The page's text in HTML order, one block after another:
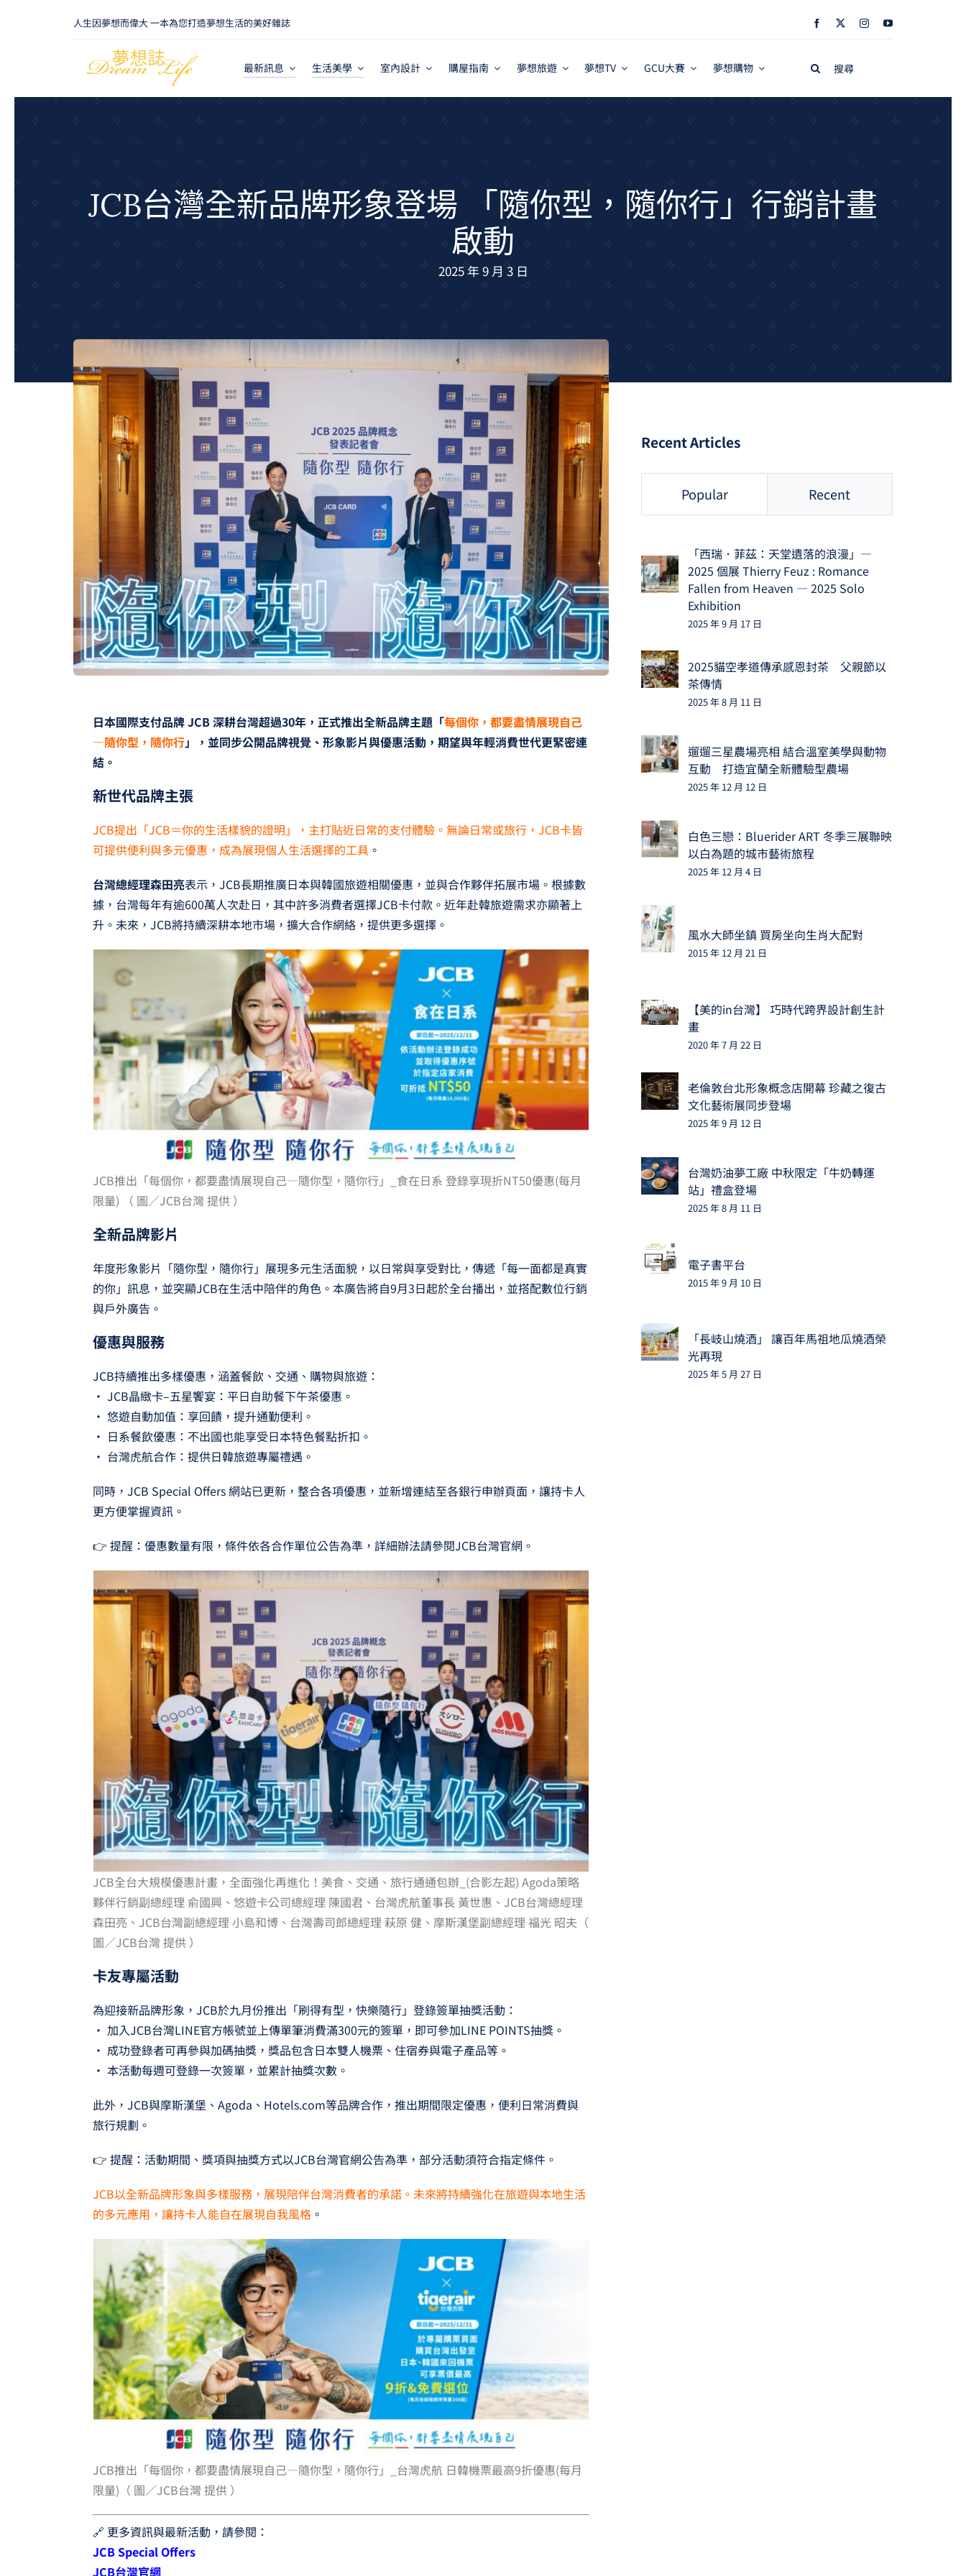
人生因夢想而偉大 一本為您打造夢想生活的美好雜誌
最新訊息 生活美學 室內設計 購屋指南 夢想旅遊 夢想TV GCU大賽 夢想購物
Search
JCB台灣全新品牌形象登場 「隨你型，隨你行」行銷計畫
啟動
2025 年 9 月 3 日
日本國際支付品牌 JCB 深耕台灣超過30年，正式推出全新品牌主題「每個你，都要盡情展現自己
—隨你型，隨你行」，並同步公開品牌視覺、形象影片與優惠活動，期望與年輕消費世代更緊密連
結。
新世代品牌主張
JCB提出「JCB＝你的生活樣貌的證明」，主打貼近日常的支付體驗。無論日常或旅行，JCB卡皆
可提供便利與多元優惠，成為展現個人生活選擇的工具。
台灣總經理森田亮表示，JCB長期推廣日本與韓國旅遊相關優惠，並與合作夥伴拓展市場。根據數
據，台灣每年有逾600萬人次赴日，其中許多消費者選擇JCB卡付款。近年赴韓旅遊需求亦顯著上
升。未來，JCB將持續深耕本地市場，擴大合作網絡，提供更多選擇。
JCB推出「每個你，都要盡情展現自己—隨你型，隨你行」_食在日系 登錄享現折NT50優惠(每月
限量) （ 圖／JCB台灣 提供 ）
全新品牌影片
年度形象影片「隨你型，隨你行」展現多元生活面貌，以日常與享受對比，傳遞「每一面都是真實
的你」訊息，並突顯JCB在生活中陪伴的角色。本廣告將自9月3日起於全台播出，並搭配數位行銷
與戶外廣告。
優惠與服務
JCB持續推出多樣優惠，涵蓋餐飲、交通、購物與旅遊：
• JCB晶緻卡–五星饗宴：平日自助餐下午茶優惠。
• 悠遊自動加值：享回饋，提升通勤便利。
• 日系餐飲優惠：不出國也能享受日本特色餐點折扣。
• 台灣虎航合作：提供日韓旅遊專屬禮遇。
同時，JCB Special Offers 網站已更新，整合各項優惠，並新增連結至各銀行申辦頁面，讓持卡人
更方便掌握資訊。
👉 提醒：優惠數量有限，條件依各合作單位公告為準，詳細辦法請參閱JCB台灣官網。
JCB全台大規模優惠計畫，全面強化再進化！美食、交通、旅行通通包辦_(合影左起) Agoda策略
夥伴行銷副總經理 俞國興、悠遊卡公司總經理 陳國君、台灣虎航董事長 黃世惠、JCB台灣總經理
森田亮、JCB台灣副總經理 小島和博、台灣壽司郎總經理 萩原 健、摩斯漢堡副總經理 福光 昭夫（
圖／JCB台灣 提供 ）
卡友專屬活動
為迎接新品牌形象，JCB於九月份推出「刷得有型，快樂隨行」登錄簽單抽獎活動：
• 加入JCB台灣LINE官方帳號並上傳單筆消費滿300元的簽單，即可參加LINE POINTS抽獎。
• 成功登錄者可再參與加碼抽獎，獎品包含日本雙人機票、住宿券與電子產品等。
• 本活動每週可登錄一次簽單，並累計抽獎次數。
此外，JCB與摩斯漢堡、Agoda、Hotels.com等品牌合作，推出期間限定優惠，便利日常消費與
旅行規劃。
👉 提醒：活動期間、獎項與抽獎方式以JCB台灣官網公告為準，部分活動須符合指定條件。
JCB以全新品牌形象與多樣服務，展現陪伴台灣消費者的承諾。未來將持續強化在旅遊與本地生活
的多元應用，讓持卡人能自在展現自我風格。
JCB推出「每個你，都要盡情展現自己—隨你型，隨你行」_台灣虎航 日韓機票最高9折優惠(每月
限量)（ 圖／JCB台灣 提供 ）
🔗 更多資訊與最新活動，請參閱：
JCB Special Offers
JCB台灣官網
Recent Articles
Popular Recent
「西瑞．菲茲：天堂遺落的浪漫」—
2025 個展 Thierry Feuz : Romance
Fallen from Heaven — 2025 Solo
Exhibition
2025 年 9 月 17 日
2025貓空孝道傳承感恩封茶 父親節以
茶傳情
2025 年 8 月 11 日
遛遛三星農場亮相 結合溫室美學與動物
互動 打造宜蘭全新體驗型農場
2025 年 12 月 12 日
白色三戀：Bluerider ART 冬季三展聯映
以白為題的城市藝術旅程
2025 年 12 月 4 日
風水大師坐鎮 買房坐向生肖大配對
2015 年 12 月 21 日
【美的in台灣】 巧時代跨界設計創生計
畫
2020 年 7 月 22 日
老倫敦台北形象概念店開幕 珍藏之復古
文化藝術展同步登場
2025 年 9 月 12 日
台灣奶油夢工廠 中秋限定「牛奶轉運
站」禮盒登場
2025 年 8 月 11 日
電子書平台
2015 年 9 月 10 日
「長岐山燒酒」 讓百年馬祖地瓜燒酒榮
光再現
2025 年 5 月 27 日